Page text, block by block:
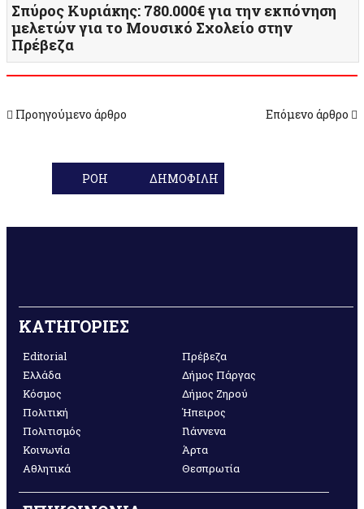
Σπύρος Κυριάκης: 780.000€ για την εκπόνηση
μελετών για το Μουσικό Σχολείο στην
Πρέβεζα
Προηγούμενο άρθρο Επόμενο άρθρο
ΡΟΗ ΔΗΜΟΦΙΛΗ
ΚΑΤΗΓΟΡΙΕΣ
Editorial
Ελλάδα
Κόσμος
Πολιτική
Πολιτισμός
Κοινωνία
Αθλητικά
Πρέβεζα
Δήμος Πάργας
Δήμος Ζηρού
Ήπειρος
Γιάννενα
Άρτα
Θεσπρωτία